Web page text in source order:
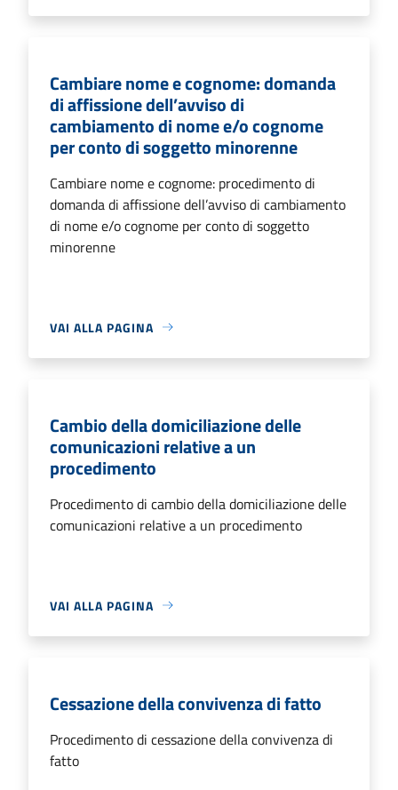
Cambiare nome e cognome: domanda
di affissione dell’avviso di
cambiamento di nome e/o cognome
per conto di soggetto minorenne
Cambiare nome e cognome: procedimento di
domanda di affissione dell’avviso di cambiamento
di nome e/o cognome per conto di soggetto
minorenne
VAI ALLA PAGINA
Cambio della domiciliazione delle
comunicazioni relative a un
procedimento
Procedimento di cambio della domiciliazione delle
comunicazioni relative a un procedimento
VAI ALLA PAGINA
Cessazione della convivenza di fatto
Procedimento di cessazione della convivenza di
fatto